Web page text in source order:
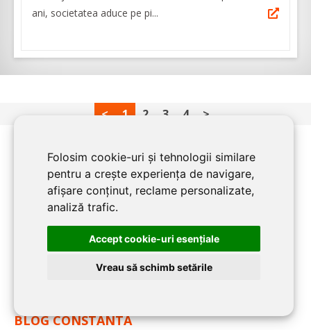
Folosim cookie-uri și tehnologii similare
pentru a crește experiența de navigare,
afișare conținut, reclame personalizate,
analiză trafic.
Accept cookie-uri esenţiale
Vreau să schimb setările
ani, societatea aduce pe pi...
< 1 2 3 4 >
PENTRU FIRME:
Inscriere firma
BLOG CONSTANTA